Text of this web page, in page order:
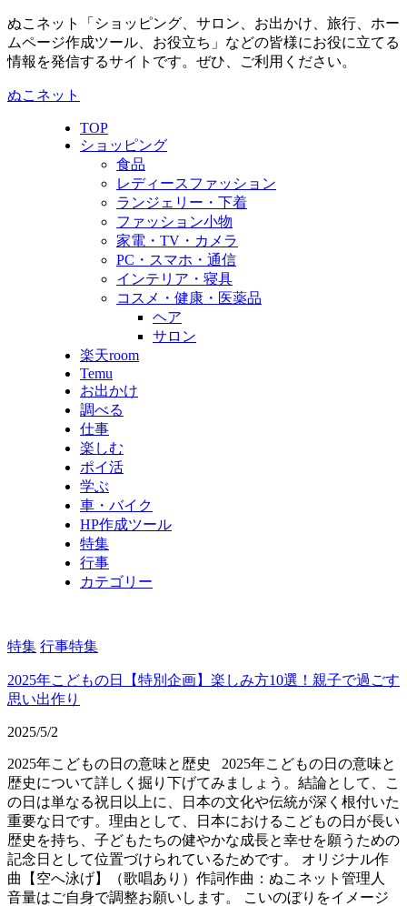
ぬこネット「ショッピング、サロン、お出かけ、旅行、ホー
ムページ作成ツール、お役立ち」などの皆様にお役に立てる
情報を発信するサイトです。ぜひ、ご利用ください。
ぬこネット
TOP
ショッピング
食品
レディースファッション
ランジェリー・下着
ファッション小物
家電・TV・カメラ
PC・スマホ・通信
インテリア・寝具
コスメ・健康・医薬品
ヘア
サロン
楽天room
Temu
お出かけ
調べる
仕事
楽しむ
ポイ活
学ぶ
車・バイク
HP作成ツール
特集
行事
カテゴリー
特集 行事特集
2025年こどもの日【特別企画】楽しみ方10選！親子で過ごす
思い出作り
2025/5/2
2025年こどもの日の意味と歴史 2025年こどもの日の意味と
歴史について詳しく掘り下げてみましょう。結論として、こ
の日は単なる祝日以上に、日本の文化や伝統が深く根付いた
重要な日です。理由として、日本におけるこどもの日が長い
歴史を持ち、子どもたちの健やかな成長と幸せを願うための
記念日として位置づけられているためです。 オリジナル作
曲【空へ泳げ】（歌唱あり）作詞作曲：ぬこネット管理人
音量はご自身で調整お願いします。 こいのぼりをイメージ